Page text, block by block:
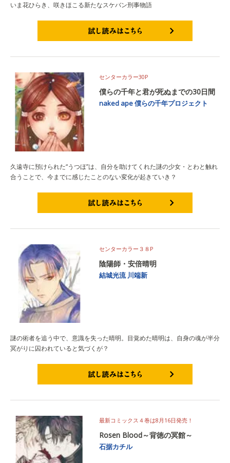
いま花ひらき、咲きほこる新たなスケバン刑事物語
センターカラー30P
僕らの千年と君が死ぬまでの30日間
naked ape僕らの千年プロジェクト
久遠寺に預けられた“うつほ”は、自分を助けてくれた謎の少女・とわと触れ
合うことで、今までに感じたことのない変化が起きていき？
センターカラー３８P
陰陽師・安倍晴明
結城光流 川端新
謎の術者を追う中で、意識を失った晴明。目覚めた晴明は、自身の魂が半分
冥がりに囚われていると気づくが？
最新コミックス４巻は8月16日発売！
Rosen Blood～背徳の冥館～
石据カチル